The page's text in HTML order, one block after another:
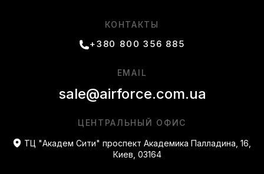
КОНТАКТЫ
+380 800 356 885
ЦЕНТРАЛЬНЫЙ ОФИС
ТЦ "Академ Сити" проспект Академика Палладина, 16,
Киев, 03164
EMAIL
sale@airforce.com.ua